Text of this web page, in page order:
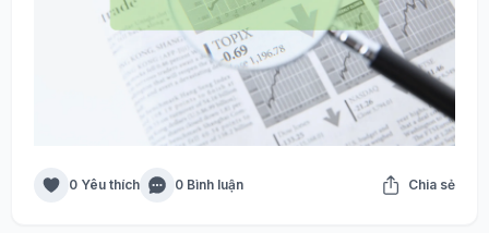
0 Yêu thích 0 Bình luận Chia sẻ